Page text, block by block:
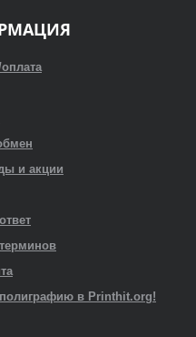
и акции
полиграфию в Printhit.org!